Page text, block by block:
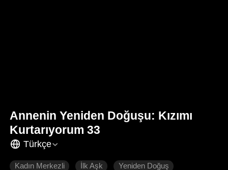
Annenin Yeniden Doğuşu: Kızımı
Kurtarıyorum 33
Türkçe
Kadın Merkezli İlk Aşk Yeniden Doğuş